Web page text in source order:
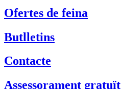
Ofertes de feina
Butlletins
Contacte
Assessorament gratuït